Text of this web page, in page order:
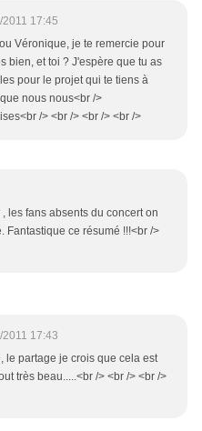
17:45
Véronique, je te remercie pour
bien, et toi ? J'espère que tu as
pour le projet qui te tiens à
nous nous<br />
/> <br /> <br /> <br />
les fans absents du concert on
Fantastique ce résumé !!!<br />
17:43
le partage je crois que cela est
très beau.....<br /> <br /> <br />